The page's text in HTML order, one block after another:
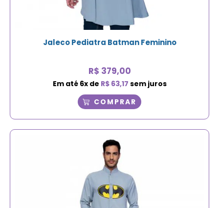
Jaleco Pediatra Batman Feminino
R$ 379,00
Em até 6x de R$63,17 sem juros
COMPRAR